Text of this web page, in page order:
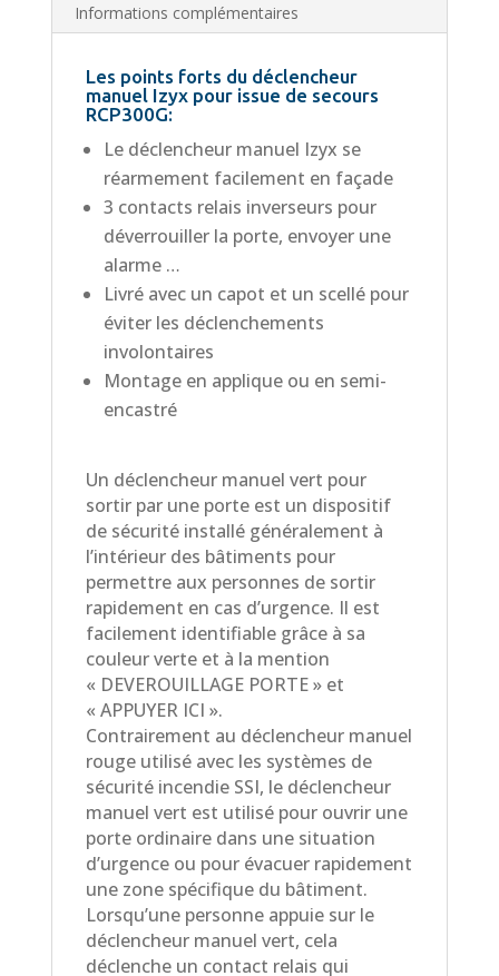
Informations complémentaires
Les points forts du déclencheur
manuel Izyx pour issue de secours
RCP300G:
Le déclencheur manuel Izyx se
réarmement facilement en façade
3 contacts relais inverseurs pour
déverrouiller la porte, envoyer une
alarme …
Livré avec un capot et un scellé pour
éviter les déclenchements
involontaires
Montage en applique ou en semi-
encastré
Un déclencheur manuel vert pour
sortir par une porte est un dispositif
de sécurité installé généralement à
l’intérieur des bâtiments pour
permettre aux personnes de sortir
rapidement en cas d’urgence. Il est
facilement identifiable grâce à sa
couleur verte et à la mention
« DEVEROUILLAGE PORTE » et
« APPUYER ICI ».
Contrairement au déclencheur manuel
rouge utilisé avec les systèmes de
sécurité incendie SSI, le déclencheur
manuel vert est utilisé pour ouvrir une
porte ordinaire dans une situation
d’urgence ou pour évacuer rapidement
une zone spécifique du bâtiment.
Lorsqu’une personne appuie sur le
déclencheur manuel vert, cela
déclenche un contact relais qui